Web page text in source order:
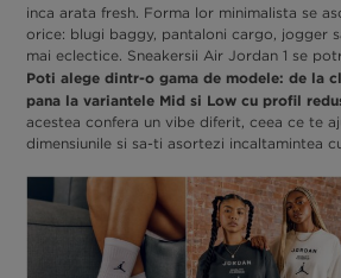
inca arata fresh. Forma lor minimalista se
orice: blugi baggy, pantaloni cargo, jogger
mai eclectice. Sneakersii Air Jordan 1 se
Poti alege dintr-o gama de modele: de la
pana la variantele Mid si Low cu profil
acestea confera un vibe diferit, ceea ce te
dimensiunile si sa-ti asortezi incaltamintea